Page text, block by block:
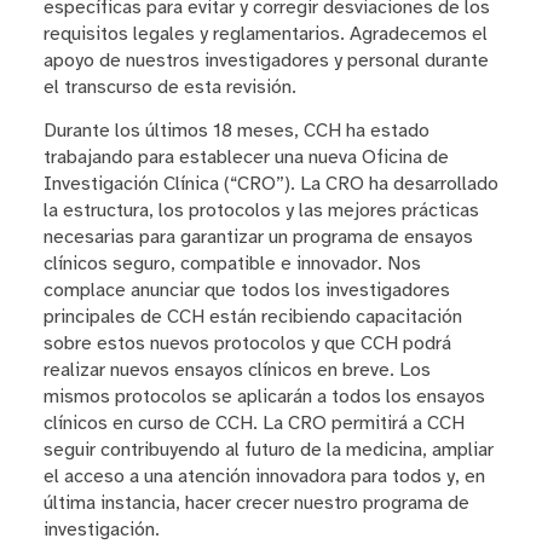
específicas para evitar y corregir desviaciones de los
requisitos legales y reglamentarios. Agradecemos el
apoyo de nuestros investigadores y personal durante
el transcurso de esta revisión.
Durante los últimos 18 meses, CCH ha estado
trabajando para establecer una nueva Oficina de
Investigación Clínica (“CRO”). La CRO ha desarrollado
la estructura, los protocolos y las mejores prácticas
necesarias para garantizar un programa de ensayos
clínicos seguro, compatible e innovador. Nos
complace anunciar que todos los investigadores
principales de CCH están recibiendo capacitación
sobre estos nuevos protocolos y que CCH podrá
realizar nuevos ensayos clínicos en breve. Los
mismos protocolos se aplicarán a todos los ensayos
clínicos en curso de CCH. La CRO permitirá a CCH
seguir contribuyendo al futuro de la medicina, ampliar
el acceso a una atención innovadora para todos y, en
última instancia, hacer crecer nuestro programa de
investigación.